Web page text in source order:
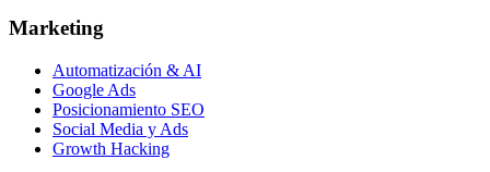
Marketing
Automatización & AI
Google Ads
Posicionamiento SEO
Social Media y Ads
Growth Hacking